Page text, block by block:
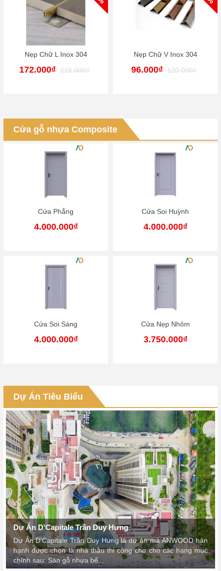
Nẹp Chữ V Inox 304
96.000₫ 120.000₫
Nẹp Góc Vát Cạnh Inox 304
330.000₫
Cửa gỗ nhựa Composite
Cửa Soi Huỳnh
4.000.000₫
Cửa Nẹp Nhôm
3.750.000₫
Cửa Phào Chỉ
3.750.000₫
Cửa Kết Hợp Họa Tiết
3.750.000₫
Dự Án Tiêu Biểu
thi công 2 hạng mục chính là ghế gỗ nhưa composite, trần
nan gỗ nhựa và lam trang trí...